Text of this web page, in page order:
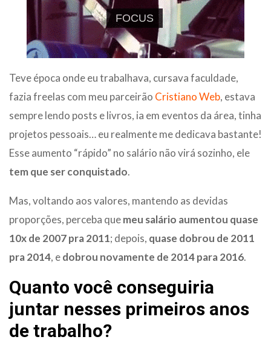
Teve época onde eu trabalhava, cursava faculdade,
fazia freelas com meu parceirão Cristiano Web, estava
sempre lendo posts e livros, ia em eventos da área, tinha
projetos pessoais… eu realmente me dedicava bastante!
Esse aumento “rápido” no salário não virá sozinho, ele
tem que ser conquistado.
Mas, voltando aos valores, mantendo as devidas
proporções, perceba quemeu salário aumentou quase
10x de 2007 pra 2011; depois, quase dobrou de 2011
pra 2014, edobrou novamente de 2014 para 2016.
Quanto você conseguiria
juntar nesses primeiros anos
de trabalho?